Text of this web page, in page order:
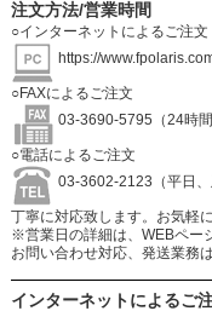
注文方法/営業時間
○インターネットによるご注文
https://
○FAXによるご注文
03-3690-5795（24時間
○電話によるご注文
03-3602-2123（平日
丁寧に対応致します。お気軽
※営業日の詳細は、WEBペー
お問い合わせ対応、発送業務
インターネットによるご